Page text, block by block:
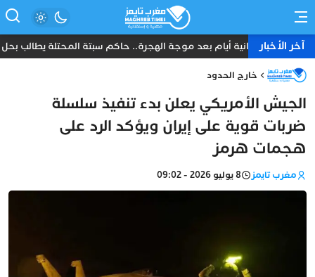
آخر الأخبارثمانية أيام بعد موجة الهجرة.. حاكم سبتة المحتلة يطالب بحل
خارج الحدود
الجيش الأمريكي يعلن بدء تنفيذ سلسلة
ضربات قوية على إيران ويؤكد الرد على
هجمات هرمز
مغرب تايمز 8 يوليو 2026 - 09:02